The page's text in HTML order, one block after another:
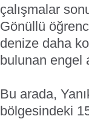
çalışmalar
Gönüllü
denize daha
bulunan engel
Bu arada,
bölgesindeki